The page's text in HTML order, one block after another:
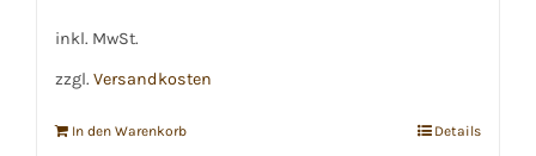
inkl. MwSt.
zzgl. Versandkosten
In den Warenkorb Details